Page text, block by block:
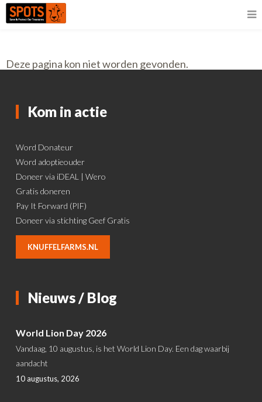
Deze pagina kon niet worden gevonden.
Kom in actie
Word Donateur
Word adoptieouder
Doneer via iDEAL | Wero
Gratis doneren
Pay It Forward (PIF)
Doneer via stichting Geef Gratis
KNUFFELFARMS.NL
Nieuws / Blog
World Lion Day 2026
Vandaag, 10 augustus, is het World Lion Day. Een dag waarbij
aandacht
10 augustus, 2026